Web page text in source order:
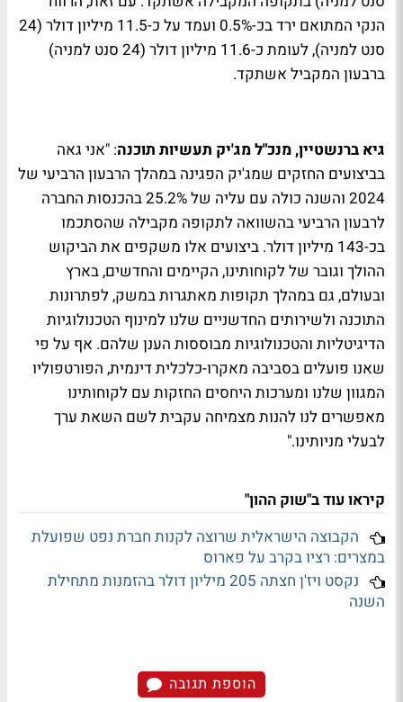
הנקי המתואם ירד בכ-0.5% ועמד על כ-11.5 מיליון דולר (24
סנט למניה), לעומת כ-11.6 מיליון דולר (24 סנט למניה)
ברבעון המקביל אשתקד.
גיא ברנשטיין, מנכ"ל מג'יק תעשיות תוכנה: "אני גאה
בביצועים החזקים שמג'יק הפגינה במהלך הרבעון הרביעי של
2024 והשנה כולה עם עליה של 25.2% בהכנסות החברה
לרבעון הרביעי בהשוואה לתקופה מקבילה שהסתכמו
בכ-143 מיליון דולר. ביצועים אלו משקפים את הביקוש
ההולך וגובר של לקוחותינו, הקיימים והחדשים, בארץ
ובעולם, גם במהלך תקופות מאתגרות במשק, לפתרונות
התוכנה ולשירותים החדשניים שלנו למינוף הטכנולוגיות
הדיגיטליות והטכנולוגיות מבוססות הענן שלהם. אף על פי
שאנו פועלים בסביבה מאקרו-כלכלית דינמית, הפורטפוליו
המגוון שלנו ומערכות היחסים החזקות עם לקוחותינו
מאפשרים לנו להנות מצמיחה עקבית לשם השאת ערך
לבעלי מניותינו."
קיראו עוד ב"שוק ההון"
הקבוצה הישראלית שרוצה לקנות חברת נפט שפועלת
במצרים: רציו בקרב על פארוס
נקסט ויז'ן חצתה 205 מיליון דולר בהזמנות מתחילת
השנה
הוספת תגובה